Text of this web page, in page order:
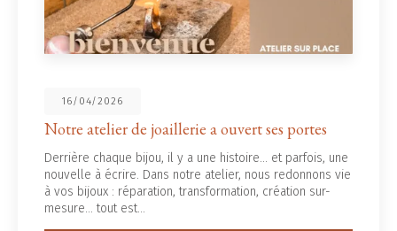
de joaillerie a ouvert ses portes
bijou, il y a une histoire... et parfois, une
Dans notre atelier, nous redonnons vie
réparation, transformation, création sur-
frontières